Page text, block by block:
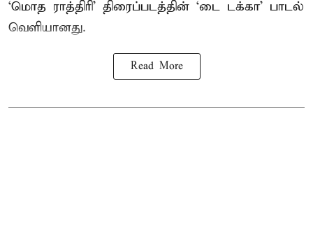
‘மொத ராத்திரி’ திரைப்படத்தின் ‘டை டக்கா’ பாடல்
வெளியானது.
Read More